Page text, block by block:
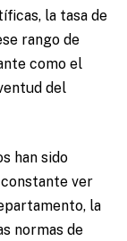
la tasa de
rango de
como el
del
han sido
ver
la
normas de